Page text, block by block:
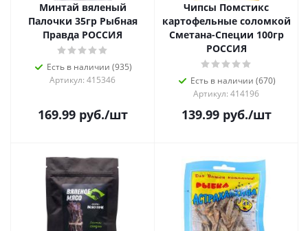
Минтай вяленый
Палочки 35гр Рыбная
Правда РОССИЯ
Есть в наличии (935)
Артикул: 415346
169.99руб./шт
Чипсы Помстикс
картофельные соломкой
Сметана-Специи 100гр
РОССИЯ
Есть в наличии (670)
Артикул: 414196
139.99руб./шт